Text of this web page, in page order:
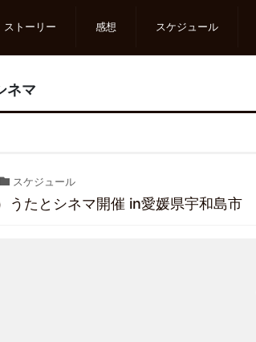
ストーリー 感想 スケジュール
ネマ
スケジュール
うたとシネマ開催 in愛媛県宇和島市